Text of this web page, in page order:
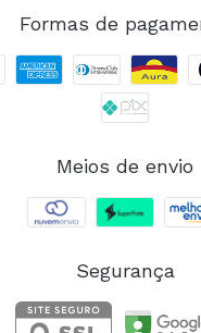
Formas de
Meios de envio
Segurança